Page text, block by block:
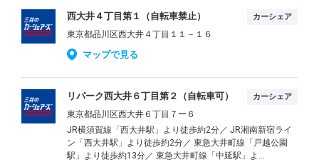
西大井４丁目第１（自転車禁止） カーシェア
東京都品川区西大井４丁目１１－１６
マップで見る
リパーク西大井６丁目第２（自転車可） カーシェア
東京都品川区西大井６丁目７ー６
JR横須賀線「西大井駅」より徒歩約2分／ JR湘南新宿ライ
ン「西大井駅」より徒歩約2分／ 東急大井町線「戸越公園
駅」より徒歩約13分／ 東急大井町線「中延駅」よ...